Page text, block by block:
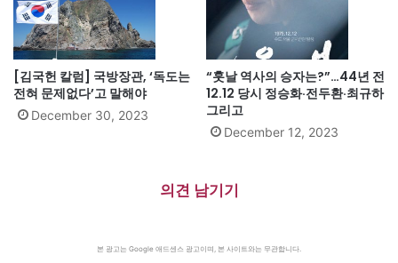
[김국헌 칼럼] 국방장관, ‘독도는
전혀 문제없다’고 말해야
December 30, 2023
“훗날 역사의 승자는?”…44년 전
12.12 당시 정승화·전두환·최규하
그리고
December 12, 2023
의견 남기기
본 광고는 Google 애드센스 광고이며, 본 사이트와는 무관합니다.